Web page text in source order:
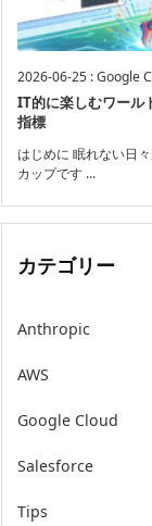
2026-06-25 :Google
IT的に楽しむワール
指標
はじめに 眠れない日
カップです ...
カテゴリー
Anthropic
AWS
Google Cloud
Salesforce
Tips